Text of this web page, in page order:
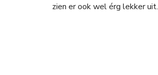
zien er ook wel érg lekker uit.